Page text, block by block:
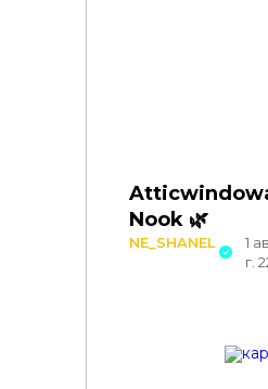
Nook 🌿
NE_SHANEL
1
г.